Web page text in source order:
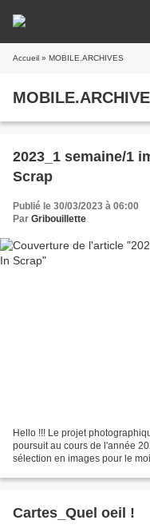
Accueil » MOBILE.ARCHIVES
2023_1 semaine/1
Scrap
Publié le 30/03/2023 à 06:00
Par Gribouillette
Hello !!! Le projet
poursuit au cours de l'année
sélection en images pour le
Cartes_Quel oeil !